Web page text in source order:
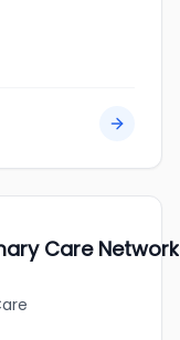
Care Network